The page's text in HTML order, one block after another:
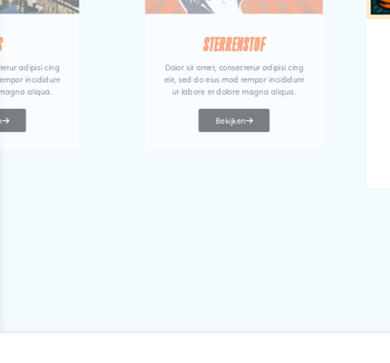
adipisi cing
incididunt
aliqua.
STERRENSTOF
Dolor sit amet, consectetur adipisi cing
elit, sed do eius mod tempor incididunt
ut labore et dolore magna aliqua.
Bekijken